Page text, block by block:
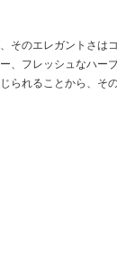
そのエレガントさは
、フレッシュなハー
られることから、そ